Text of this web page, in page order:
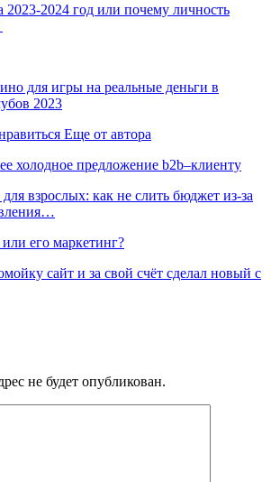
2023-2024 год или почему личность
для игры на реальные деньги в
2023
Еще от автора
холодное предложение b2b–клиенту
взрослых: как не слить бюджет из-за
его маркетинг?
сайт и за свой счёт сделал новый с
не будет опубликован.